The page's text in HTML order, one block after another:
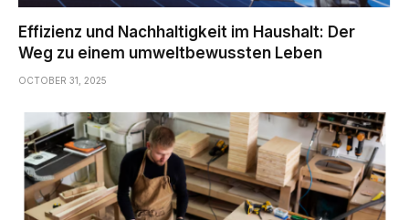
Effizienz und Nachhaltigkeit im Haushalt: Der
Weg zu einem umweltbewussten Leben
OCTOBER 31, 2025